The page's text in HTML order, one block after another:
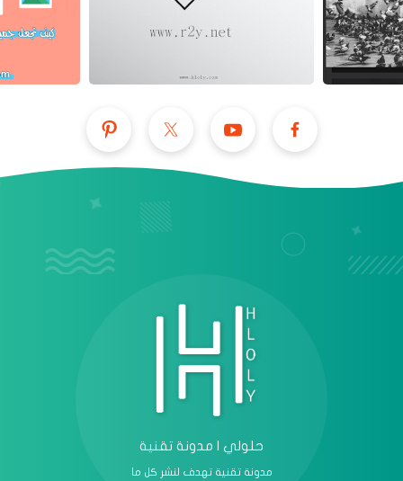
حلولي | مدونة تقنية
مدونة تقنية تهدف لنشر كل ما